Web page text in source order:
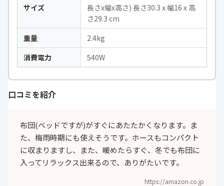
サイズ
長さx幅x高さ) 長さ30.3 x 幅16 x 高
さ29.3 cm
重量
2.4kg
消費電力
540W
口コミを紹介
布団(ベッドですが)がすぐにあたたかくなります。ま
た、梅雨時期にも使えそうです。ホースもコンパクト
に収まりますし、また、暖めたらすぐ、冬でも布団に
入ってリラックス出来るので、ありがたいです。
https://amazon.co.jp